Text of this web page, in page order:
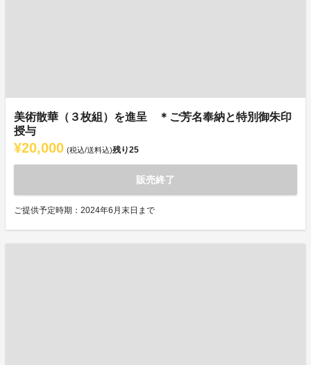
美術散華（３枚組）を進呈 ＊ご芳名奉納と特別御朱印
授与
¥20,000 (税込/送料込)残り25
販売終了
ご提供予定時期：2024年6月末日まで